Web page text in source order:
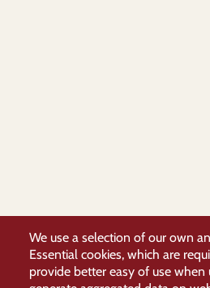
We use a selection of our own
Essential cookies, which are
provide better easy of use